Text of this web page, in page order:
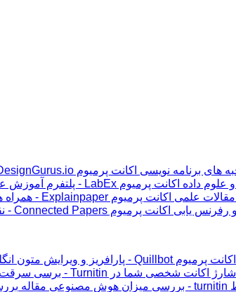
اکانت پرمیوم DesignGurus.io - دوره ‌های آموزشی مصاحبه ‌های برنامه نویسی
اکانت پرمیوم LabEx - پلتفرم آموزش عملی برنامه‌نویسی و علوم داده
اکانت پرمیوم Explainpaper - همراه هوشمند تو برای فهم مقالات علمی
اکانت پرمیوم Connected Papers - نقشه بصری پژوهش و رفرنس یابی
اکانت پرمیوم Quillbot - پارافریز و ویرایش متون انگلیسی
شارژ اکانت شخصی شما در Turnitin - برسی سرقت ادبی